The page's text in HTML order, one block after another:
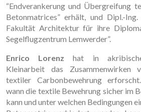
“Endverankerung und Übergreifung
Betonmatrices” erhält, und Dipl.-Ing.
Fakultät Architektur für ihre
Segelflugzentrum Lemwerder”.
Enrico Lorenz hat in
Kleinarbeit das Zusammenwirken
textiler Carbonbewehrung
wann die textile Bewehrung sicher im
kann und unter welchen Bedingungen